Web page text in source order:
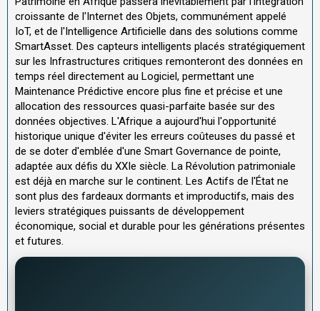
croissante de l'Internet des Objets, communément appelé
IoT, et de l'Intelligence Artificielle dans des solutions comme
SmartAsset. Des capteurs intelligents placés stratégiquement
sur les Infrastructures critiques remonteront des données en
temps réel directement au Logiciel, permettant une
Maintenance Prédictive encore plus fine et précise et une
allocation des ressources quasi-parfaite basée sur des
données objectives. L'Afrique a aujourd'hui l'opportunité
historique unique d'éviter les erreurs coûteuses du passé et
de se doter d'emblée d'une Smart Governance de pointe,
adaptée aux défis du XXIe siècle. La Révolution patrimoniale
est déjà en marche sur le continent. Les Actifs de l'État ne
sont plus des fardeaux dormants et improductifs, mais des
leviers stratégiques puissants de développement
économique, social et durable pour les générations présentes
et futures.